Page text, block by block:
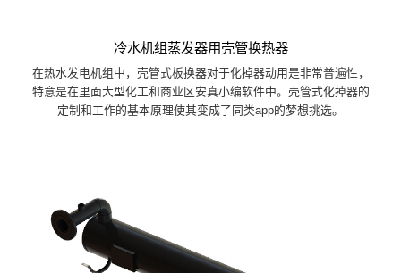
冷水机组蒸发器用壳管换热器
在热水发电机组中，壳管式板换器对于化掉器动用是非常普遍性，
特意是在里面大型化工和商业区安真小编软件中。壳管式化掉器的
定制和工作的基本原理使其变成了同类app的梦想挑选。